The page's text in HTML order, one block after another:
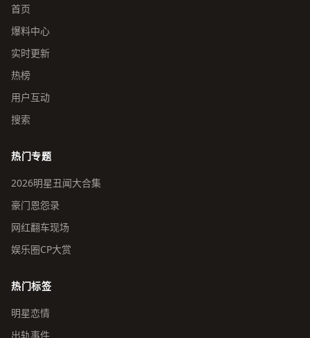
首页
爆料中心
实时更新
热榜
用户互动
搜索
热门专题
2026明星丑闻大合集
豪门恩怨录
网红翻车现场
娱乐圈CP大赏
热门标签
明星恋情
出轨事件